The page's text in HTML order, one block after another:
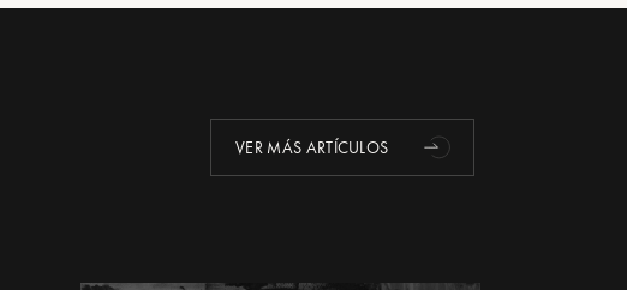
VER MÁS ARTÍCULOS